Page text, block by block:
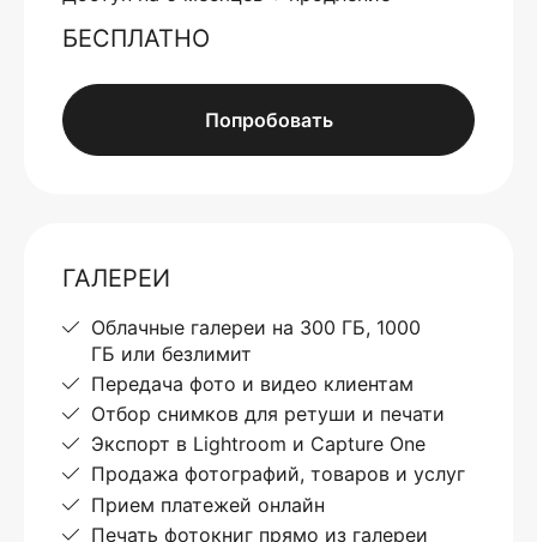
БЕСПЛАТНО
Попробовать
ГАЛЕРЕИ
Облачные галереи на 300 ГБ, 1000
ГБ или безлимит
Передача фото и видео клиентам
Отбор снимков для ретуши и печати
Экспорт в Lightroom и Capture One
Продажа фотографий, товаров и услуг
Прием платежей онлайн
Печать фотокниг прямо из галереи